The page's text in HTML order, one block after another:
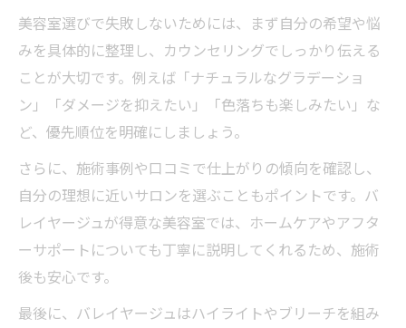
美容室選びで失敗しないためには、まず自分の希望や悩
みを具体的に整理し、カウンセリングでしっかり伝える
ことが大切です。例えば「ナチュラルなグラデーショ
ン」「ダメージを抑えたい」「色落ちも楽しみたい」な
ど、優先順位を明確にしましょう。
さらに、施術事例や口コミで仕上がりの傾向を確認し、
自分の理想に近いサロンを選ぶこともポイントです。バ
レイヤージュが得意な美容室では、ホームケアやアフタ
ーサポートについても丁寧に説明してくれるため、施術
後も安心です。
最後に、バレイヤージュはハイライトやブリーチを組み